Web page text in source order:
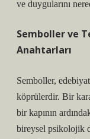
ve duygularını
Semboller ve
Anahtarları
Semboller,
köprülerdir. Bir
bir kapının
bireysel psikolojik